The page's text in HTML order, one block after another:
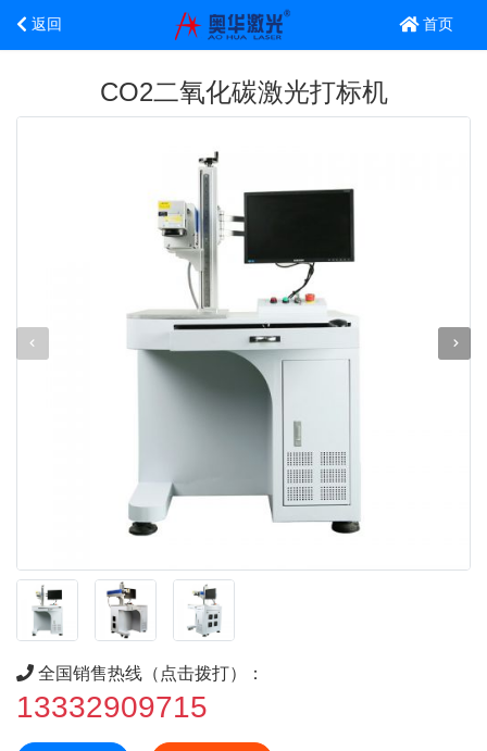
返回 首页
CO2二氧化碳激光打标机
全国销售热线（点击拨打）：
13332909715